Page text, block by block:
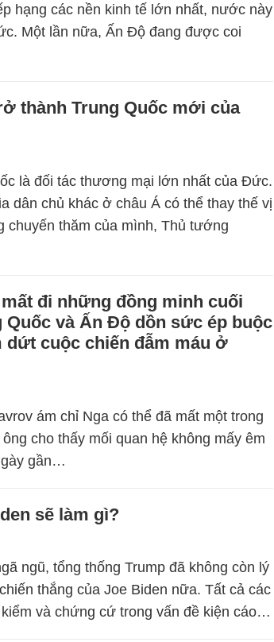
hạng các nền kinh tế lớn nhất, nước này
Một lần nữa, Ấn Độ đang được coi
thành Trung Quốc mới của
là đối tác thương mại lớn nhất của Đức.
dân chủ khác ở châu Á có thể thay thế vị
chuyến thăm của mình, Thủ tướng
đi những đồng minh cuối
Quốc và Ấn Độ dồn sức ép buộc
dứt cuộc chiến đẫm máu ở
ám chỉ Nga có thể đã mất một trong
cho thấy mối quan hệ không mấy êm
gần…
sẽ làm gì?
ngũ, tổng thống Trump đã không còn lý
thắng của Joe Biden nữa. Tất cả các
và chứng cứ trong vấn đề kiện cáo…